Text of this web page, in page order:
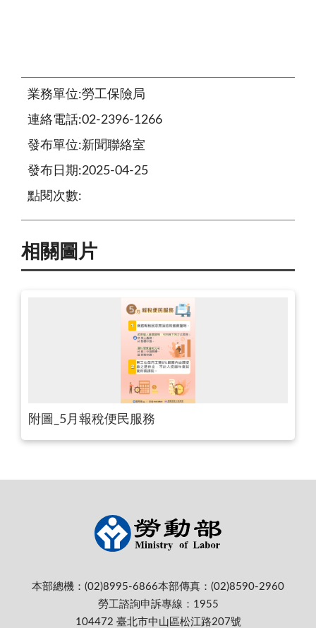
業務單位:勞工保險局
連絡電話:02-2396-1266
發布單位:新聞聯絡室
發布日期:2025-04-25
點閱次數:
相關圖片
附圖_5月報稅便民服務
本部總機：(02)8995-6866本部傳真：(02)8590-2960
勞工諮詢申訴專線：1955
104472 臺北市中山區松江路207號